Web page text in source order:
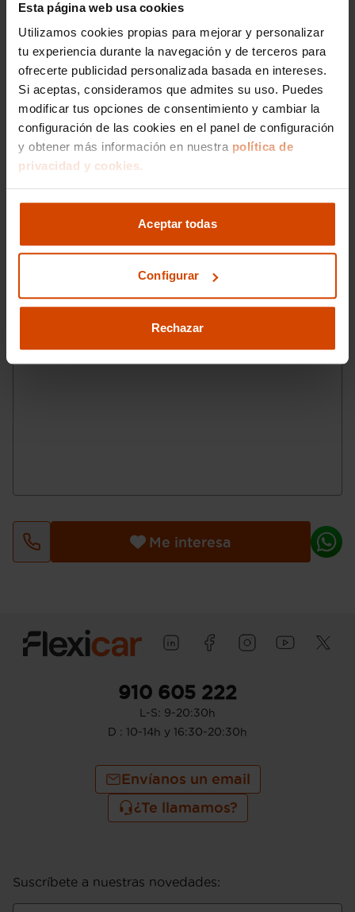
Esta página web usa cookies
Utilizamos cookies propias para mejorar y personalizar
tu experiencia durante la navegación y de terceros para
ofrecerte publicidad personalizada basada en intereses.
Si aceptas, consideramos que admites su uso. Puedes
modificar tus opciones de consentimiento y cambiar la
configuración de las cookies en el panel de configuración
y obtener más información en nuestra política de
privacidad y cookies.
Aceptar todas
Configurar
Rechazar
Certificaciónde kilometraje
Sin dañosestructurales
Librede cargas
Limpiezaa fondo
Sabadell - Aeropuerto
Carrer de Bernat Metge, 166 08205 Sabadell
Lunes a viernes:
Me interesa
910 605 222
L-S: 9-20:30h
D : 10-14h y 16:30-20:30h
Envíanos un email
¿Te llamamos?
Suscríbete a nuestras novedades: